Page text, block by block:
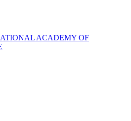
ACADEMY OF